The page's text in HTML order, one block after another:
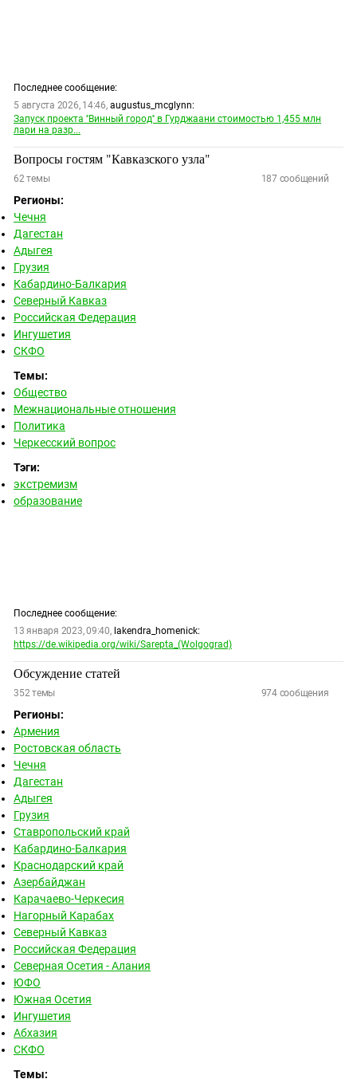
Последнее сообщение:
5 августа 2026, 14:46, augustus_mcglynn:
Запуск проекта ''Винный город'' в Гурджаани стоимостью 1,455 млн
лари на разр...
Вопросы гостям "Кавказского узла"
62темы 187 сообщений
Регионы:
Чечня
Дагестан
Адыгея
Грузия
Кабардино-Балкария
Северный Кавказ
Российская Федерация
Ингушетия
СКФО
Темы:
Общество
Межнациональные отношения
Политика
Черкесский вопрос
Тэги:
экстремизм
образование
Последнее сообщение:
13 января 2023, 09:40, lakendra_homenick:
https://de.wikipedia.org/wiki/Sarepta_(Wolgograd)
Обсуждение статей
352темы 974 сообщения
Регионы:
Армения
Ростовская область
Чечня
Дагестан
Адыгея
Грузия
Ставропольский край
Кабардино-Балкария
Краснодарский край
Азербайджан
Карачаево-Черкесия
Нагорный Карабах
Северный Кавказ
Российская Федерация
Северная Осетия - Алания
ЮФО
Южная Осетия
Ингушетия
Абхазия
СКФО
Темы: